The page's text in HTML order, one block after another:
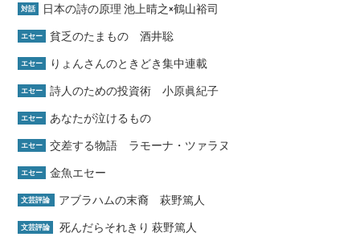
対話 日本の詩の原理 池上晴之×鶴山裕司
エセー 貧乏のたまもの 酒井聡
エセー りょんさんのときどき集中連載
エセー 詩人のための投資術 小原眞紀子
エセー あなたが泣けるもの
エセー 交差する物語 ラモーナ・ツァラヌ
エセー 金魚エセー
文芸評論 アブラハムの末裔 萩野篤人
文芸評論 死んだらそれきり 萩野篤人